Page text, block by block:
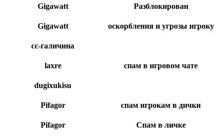
Gigawatt Разблокирован
Gigawatt оскорбления и угрозы игроку
сс-галичина
laxre спам в игровом чате
dugixukisu
Pifagor спам игрокам в дички
Pifagor Спам в личке